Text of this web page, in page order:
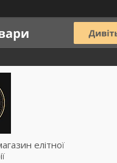
елітної